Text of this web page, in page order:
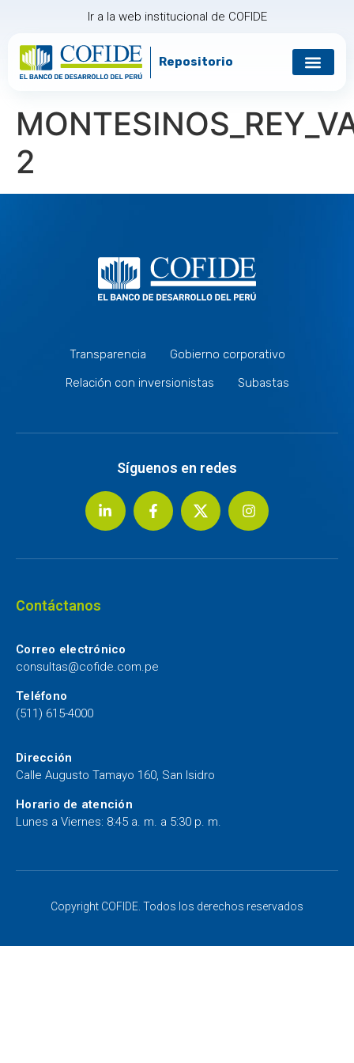
Ir a la web institucional de COFIDE
Repositorio
2
Transparencia
Gobierno corporativo
Relación con inversionistas
Subastas
Síguenos en redes
Contáctanos
Correo electrónico
consultas@cofide.com.pe
Teléfono
(511) 615-4000
Dirección
Calle Augusto Tamayo 160, San Isidro
Horario de atención
Lunes a Viernes: 8:45 a. m. a 5:30 p. m.
Copyright COFIDE. Todos los derechos reservados